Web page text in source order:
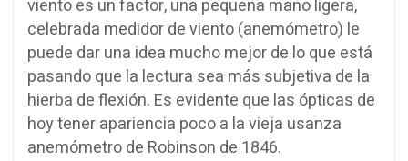
viento es un factor, una pequeña mano ligera,
celebrada medidor de viento (anemómetro) le
puede dar una idea mucho mejor de lo que está
pasando que la lectura sea más subjetiva de la
hierba de flexión. Es evidente que las ópticas de
hoy tener apariencia poco a la vieja usanza
anemómetro de Robinson de 1846.